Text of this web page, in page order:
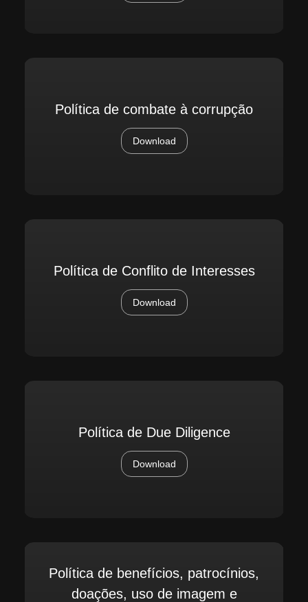
Política de combate à corrupção
Download
Política de Conflito de Interesses
Download
Política de Due Diligence
Download
Política de benefícios, patrocínios,
doações, uso de imagem e